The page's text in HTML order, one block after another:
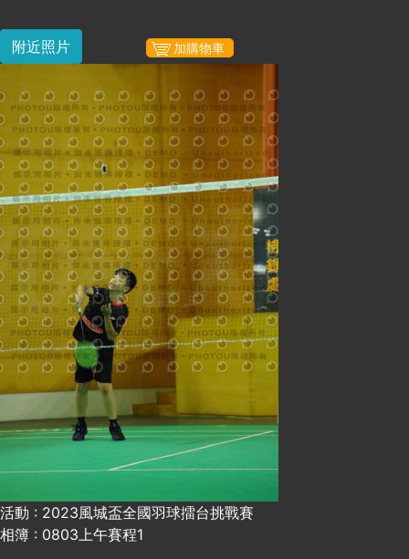
附近照片 加購物車
活動 : 2023風城盃全國羽球擂台挑戰賽
相簿 : 0803上午賽程1